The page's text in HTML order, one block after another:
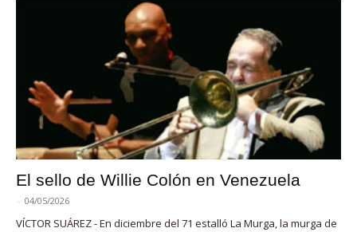
El sello de Willie Colón en Venezuela
- 04/05/2026
VÍCTOR SUÁREZ - En diciembre del 71 estalló La Murga, la murga de